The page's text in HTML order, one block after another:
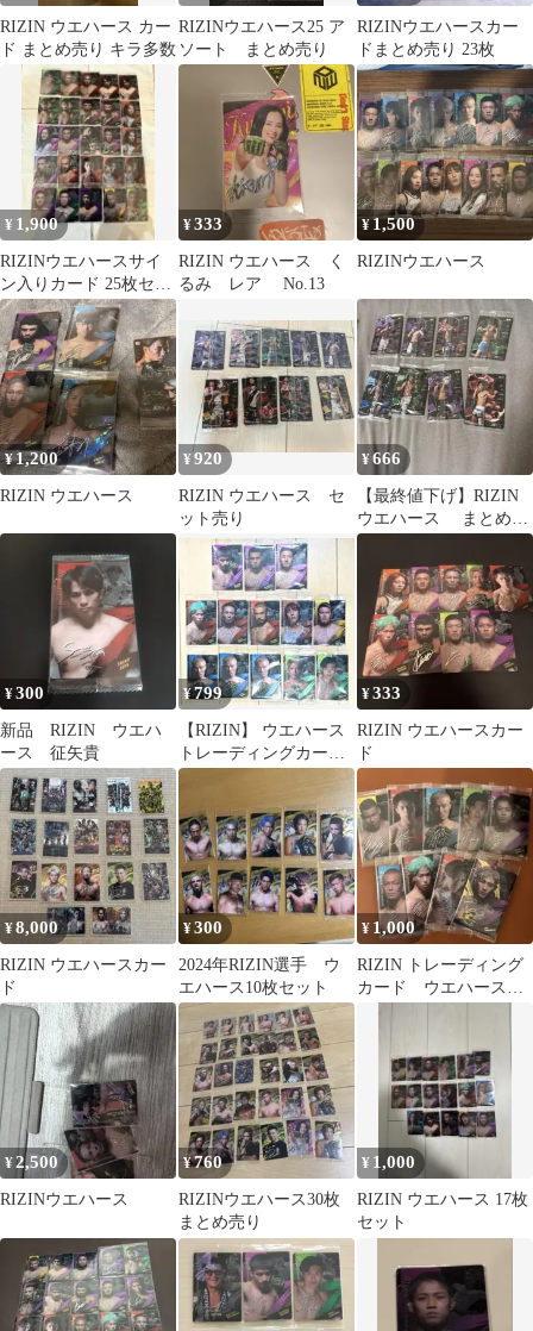
RIZIN ウエハース カー
ド まとめ売り キラ多数
RIZINウエハース25 ア
ソート まとめ売り
RIZINウエハースカー
ドまとめ売り 23枚
¥ 1,900
RIZINウエハースサイ
ン入りカード 25枚セッ
ト シークレットあり
¥333
RIZIN ウエハース く
るみ レア No.13
¥1,500
RIZINウエハース
¥1,200
RIZIN ウエハース
¥920
RIZIN ウエハース セ
ット売り
¥666
【最終値下げ】RIZIN
ウエハース まとめ売
り8枚
¥300
新品 RIZIN ウエハ
ース 征矢貴
¥799
【RIZIN】 ウエハース
トレーディングカード
13枚セット
¥333
RIZIN ウエハースカー
ド
¥8,000
RIZIN ウエハースカー
ド
¥300
2024年RIZIN選手 ウ
エハース10枚セット
¥ 1,000
RIZIN トレーディング
カード ウエハース付
¥2,500
RIZINウエハース
¥760
RIZINウエハース30枚
まとめ売り
¥ 1,000
RIZIN ウエハース 17枚
セット